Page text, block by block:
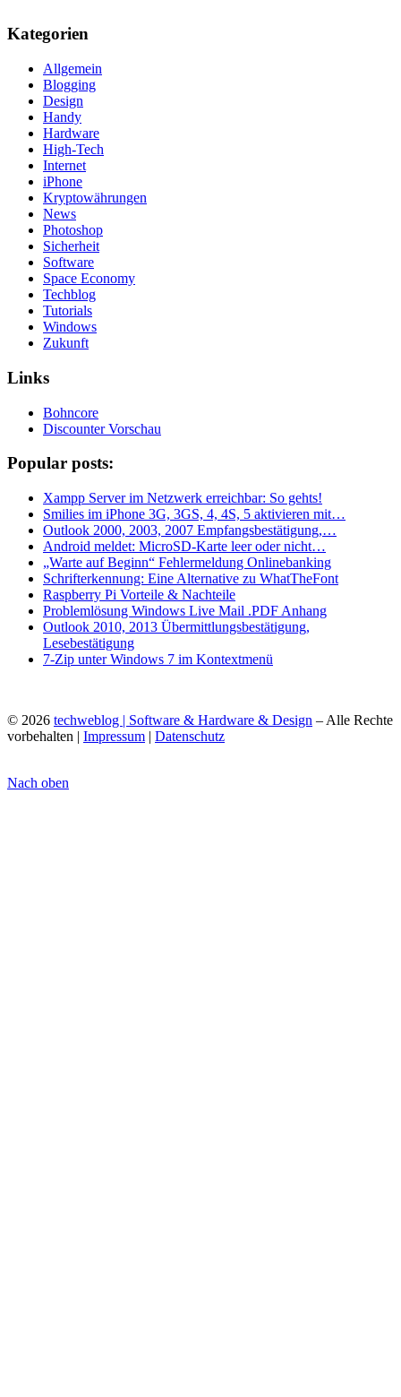
Kategorien
Allgemein
Blogging
Design
Handy
Hardware
High-Tech
Internet
iPhone
Kryptowährungen
News
Photoshop
Sicherheit
Software
Space Economy
Techblog
Tutorials
Windows
Zukunft
Links
Bohncore
Discounter Vorschau
Popular posts:
Xampp Server im Netzwerk erreichbar: So gehts!
Smilies im iPhone 3G, 3GS, 4, 4S, 5 aktivieren mit…
Outlook 2000, 2003, 2007 Empfangsbestätigung,…
Android meldet: MicroSD-Karte leer oder nicht…
„Warte auf Beginn“ Fehlermeldung Onlinebanking
Schrifterkennung: Eine Alternative zu WhatTheFont
Raspberry Pi Vorteile & Nachteile
Problemlösung Windows Live Mail .PDF Anhang
Outlook 2010, 2013 Übermittlungsbestätigung,
Lesebestätigung
7-Zip unter Windows 7 im Kontextmenü
© 2026 techweblog | Software & Hardware & Design – Alle Rechte
vorbehalten | Impressum | Datenschutz
Nach oben